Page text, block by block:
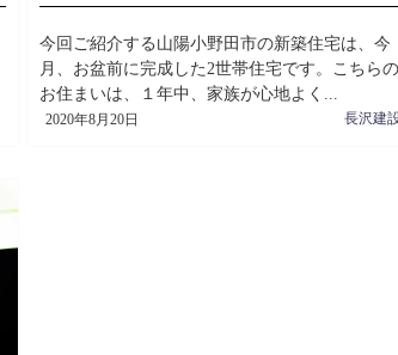
今回ご紹介する山陽小野田市の新築住宅は、今
月、お盆前に完成した2世帯住宅です。こちらの
お住まいは、１年中、家族が心地よく...
2020年8月20日 長沢建